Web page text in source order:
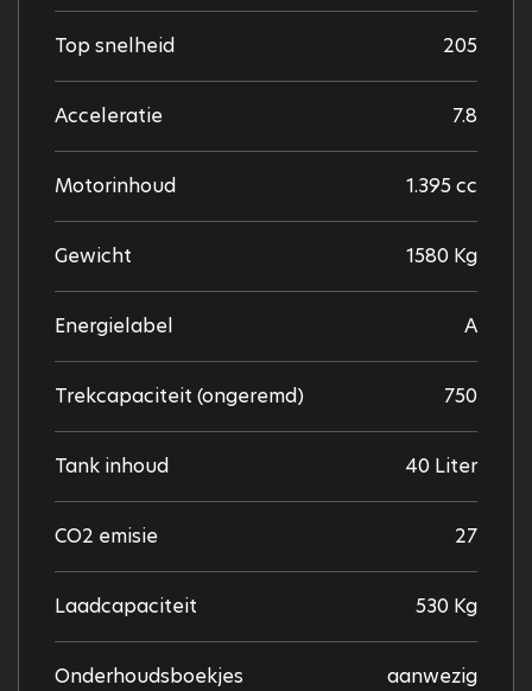
Top snelheid 205
Acceleratie 7.8
Motorinhoud 1.395 cc
Gewicht 1580 Kg
Energielabel A
Trekcapaciteit (ongeremd) 750
Tank inhoud 40 Liter
CO2 emisie 27
Laadcapaciteit 530 Kg
Onderhoudsboekjes aanwezig